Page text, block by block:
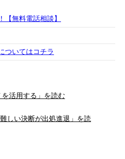
【無料電話相談】
ついてはコチラ
活用する」を読む
しい決断が出処進退」を読